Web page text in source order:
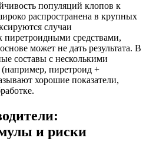
популяций клопов к
распространена в крупных
случаи
пиретроидными средствами,
может не дать результата. В
составы с несколькими
пиретроид +
хорошие показатели,
и риски